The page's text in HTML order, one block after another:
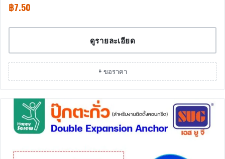
฿7.50
ดูรายละเอียด
+ ขอราคา